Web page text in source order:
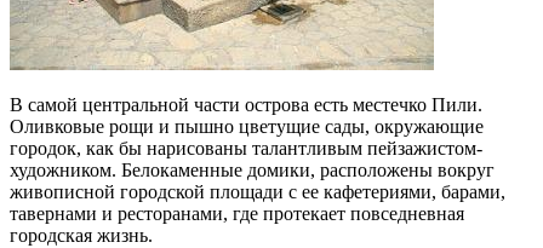
В самой центральной части острова есть местечко Пили.
Оливковые рощи и пышно цветущие сады, окружающие
городок, как бы нарисованы талантливым пейзажистом-
художником. Белокаменные домики, расположены вокруг
живописной городской площади с ее кафетериями, барами,
тавернами и ресторанами, где протекает повседневная
городская жизнь.